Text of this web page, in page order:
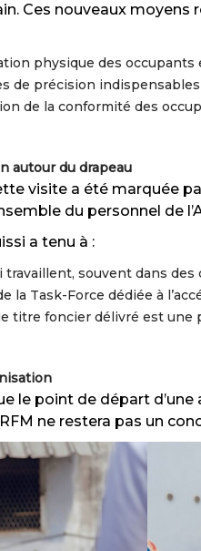
Ces nouveaux
physique des occupants
de précision
de la conformité des
autour du drapeau
visite a été marquée
du personnel de
a tenu à :
souvent dans
la Task-Force dédiée à
titre foncier délivré est une
le point de départ
ne restera pas un